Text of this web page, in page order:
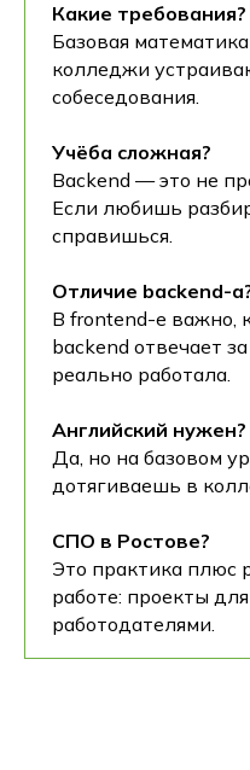
Какие требования?
Базовая
колледжи
собеседования.
Учёба сложная?
Backend — это не
Если любишь
справишься.
Отличие backend-
В frontend-е важно,
backend отвечает
реально работала.
Английский нужен?
Да, но на базовом
дотягиваешь в
СПО в Ростове?
Это практика плюс
работе: проекты
работодателями.
О нас
IT-школа Хексли
Как проходит обучение
Процесс поступления